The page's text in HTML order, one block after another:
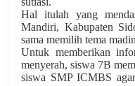
Hal itulah yang
Mandiri, Kabupaten
sama memilih tema
Untuk memberikan
menyerah, siswa 7B
siswa SMP ICMBS